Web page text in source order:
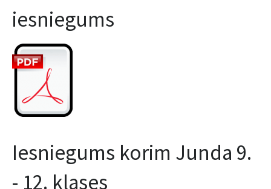
Iesniegums korim Junda 9.
- 12. klases